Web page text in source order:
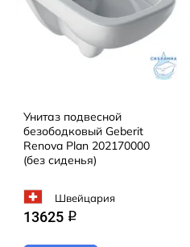
Унитаз подвесной
безободковый Geberit
Renova Plan 202170000
(без сиденья)
Швейцария
13625 q